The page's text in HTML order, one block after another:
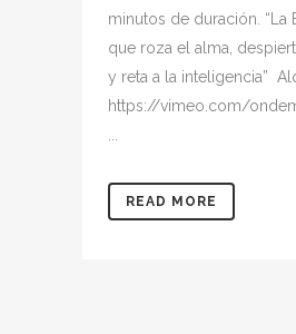
minutos de duración. “La
que roza el alma,
y reta a la inteligencia”
https://vimeo.com/
READ MORE